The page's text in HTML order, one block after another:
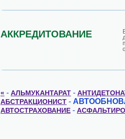
АККРЕДИТОВАНИЕ
« - АЛЬМУКАНТАРАТ -
АБСТРАКЦИОНИСТ -
АВТОСТРАХОВАНИЕ -